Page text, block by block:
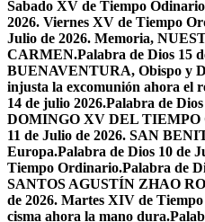
Sabado XV de Tiempo
2026. Viernes XV de Tiempo
Julio de 2026. Memoria,
CARMEN.Palabra de Dios 15
BUENAVENTURA, Obispo y
injusta la excomunión ahora el
14 de julio 2026.Palabra de
DOMINGO XV DEL TIEMPO
11 de Julio de 2026. SAN
Europa.Palabra de Dios 10 de
Tiempo Ordinario.Palabra de
SANTOS AGUSTÍN ZHAO
de 2026. Martes XIV de
cisma ahora la mano dura.